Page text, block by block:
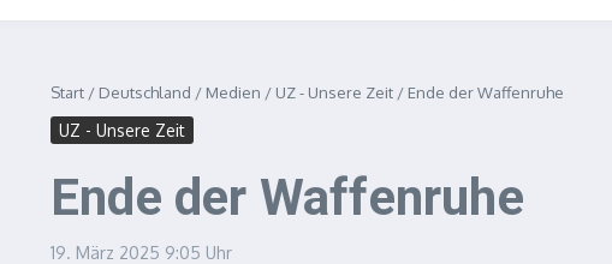
Start / Deutschland / Medien / UZ - Unsere Zeit / Ende der Waffenruhe
UZ - Unsere Zeit
Ende der Waffenruhe
19. März 2025 9:05 Uhr